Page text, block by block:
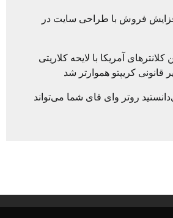
فروش با طراحی سایت در
آمریکا با لایحه کلاریتی
روتر وای فای شما می‌تواند